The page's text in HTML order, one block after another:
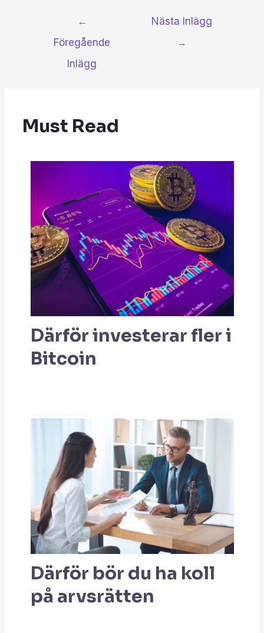
←
Föregående
Inlägg
Nästa Inlägg
→
Must Read
Därför investerar fler i
Bitcoin
Därför bör du ha koll
på arvsrätten